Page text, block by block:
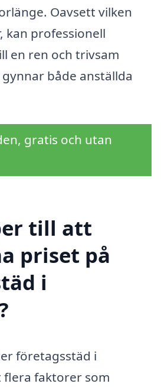
Oavsett vilken
kan professionell
en ren och trivsam
både anställda
gratis och utan
till att
priset på
i
företagsstäd i
flera faktorer som